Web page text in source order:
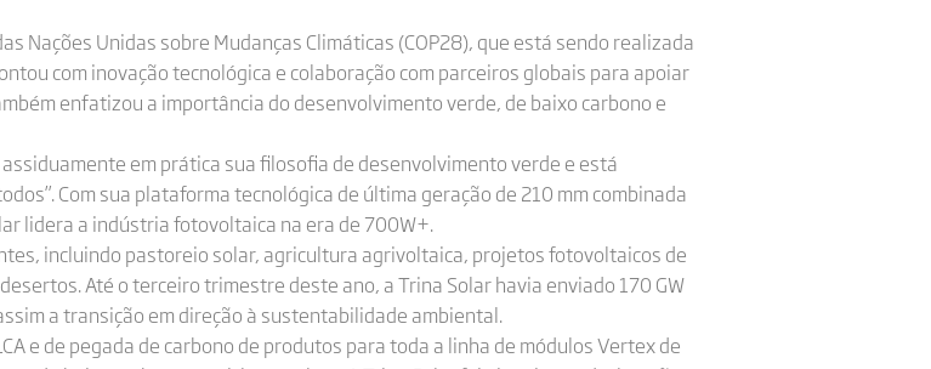
Nações Unidas sobre Mudanças Climáticas (COP28), que está sendo realizada
com inovação tecnológica e colaboração com parceiros globais para apoiar
enfatizou a importância do desenvolvimento verde, de baixo carbono e
em prática sua filosofia de desenvolvimento verde e está
Com sua plataforma tecnológica de última geração de 210 mm combinada
lidera a indústria fotovoltaica na era de 700W+.
incluindo pastoreio solar, agricultura agrivoltaica, projetos fotovoltaicos de
Até o terceiro trimestre deste ano, a Trina Solar havia enviado 170 GW
a transição em direção à sustentabilidade ambiental.
e de pegada de carbono de produtos para toda a linha de módulos Vertex de